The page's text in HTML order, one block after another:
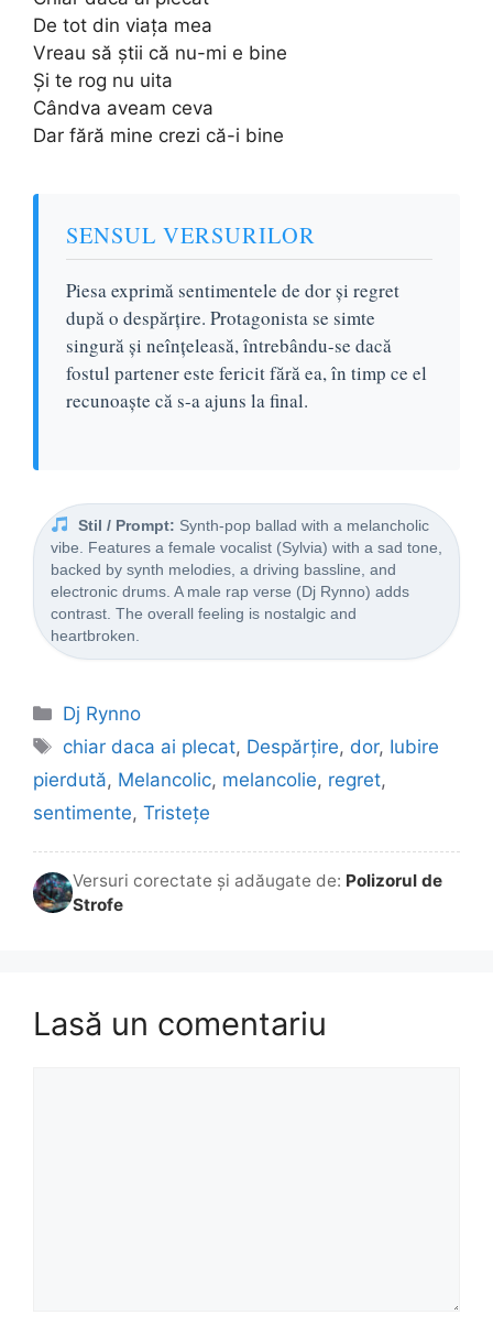
De tot din viața mea
Vreau să știi că nu-mi e bine
Și te rog nu uita
Cândva aveam ceva
Dar fără mine crezi că-i bine
SENSUL VERSURILOR
Piesa exprimă sentimentele de dor și regret
după o despărțire. Protagonista se simte
singură și neînțeleasă, întrebându-se dacă
fostul partener este fericit fără ea, în timp ce el
recunoaște că s-a ajuns la final.
Stil / Prompt: Synth-pop ballad with a melancholic
vibe. Features a female vocalist (Sylvia) with a sad tone,
backed by synth melodies, a driving bassline, and
electronic drums. A male rap verse (Dj Rynno) adds
contrast. The overall feeling is nostalgic and
heartbroken.
Categorii
Dj Rynno
Etichete
chiar daca ai plecat, Despărțire, dor, Iubire
pierdută, Melancolic, melancolie, regret,
sentimente, Tristețe
Versuri corectate și adăugate de: Polizorul de
Strofe
Lasă un comentariu